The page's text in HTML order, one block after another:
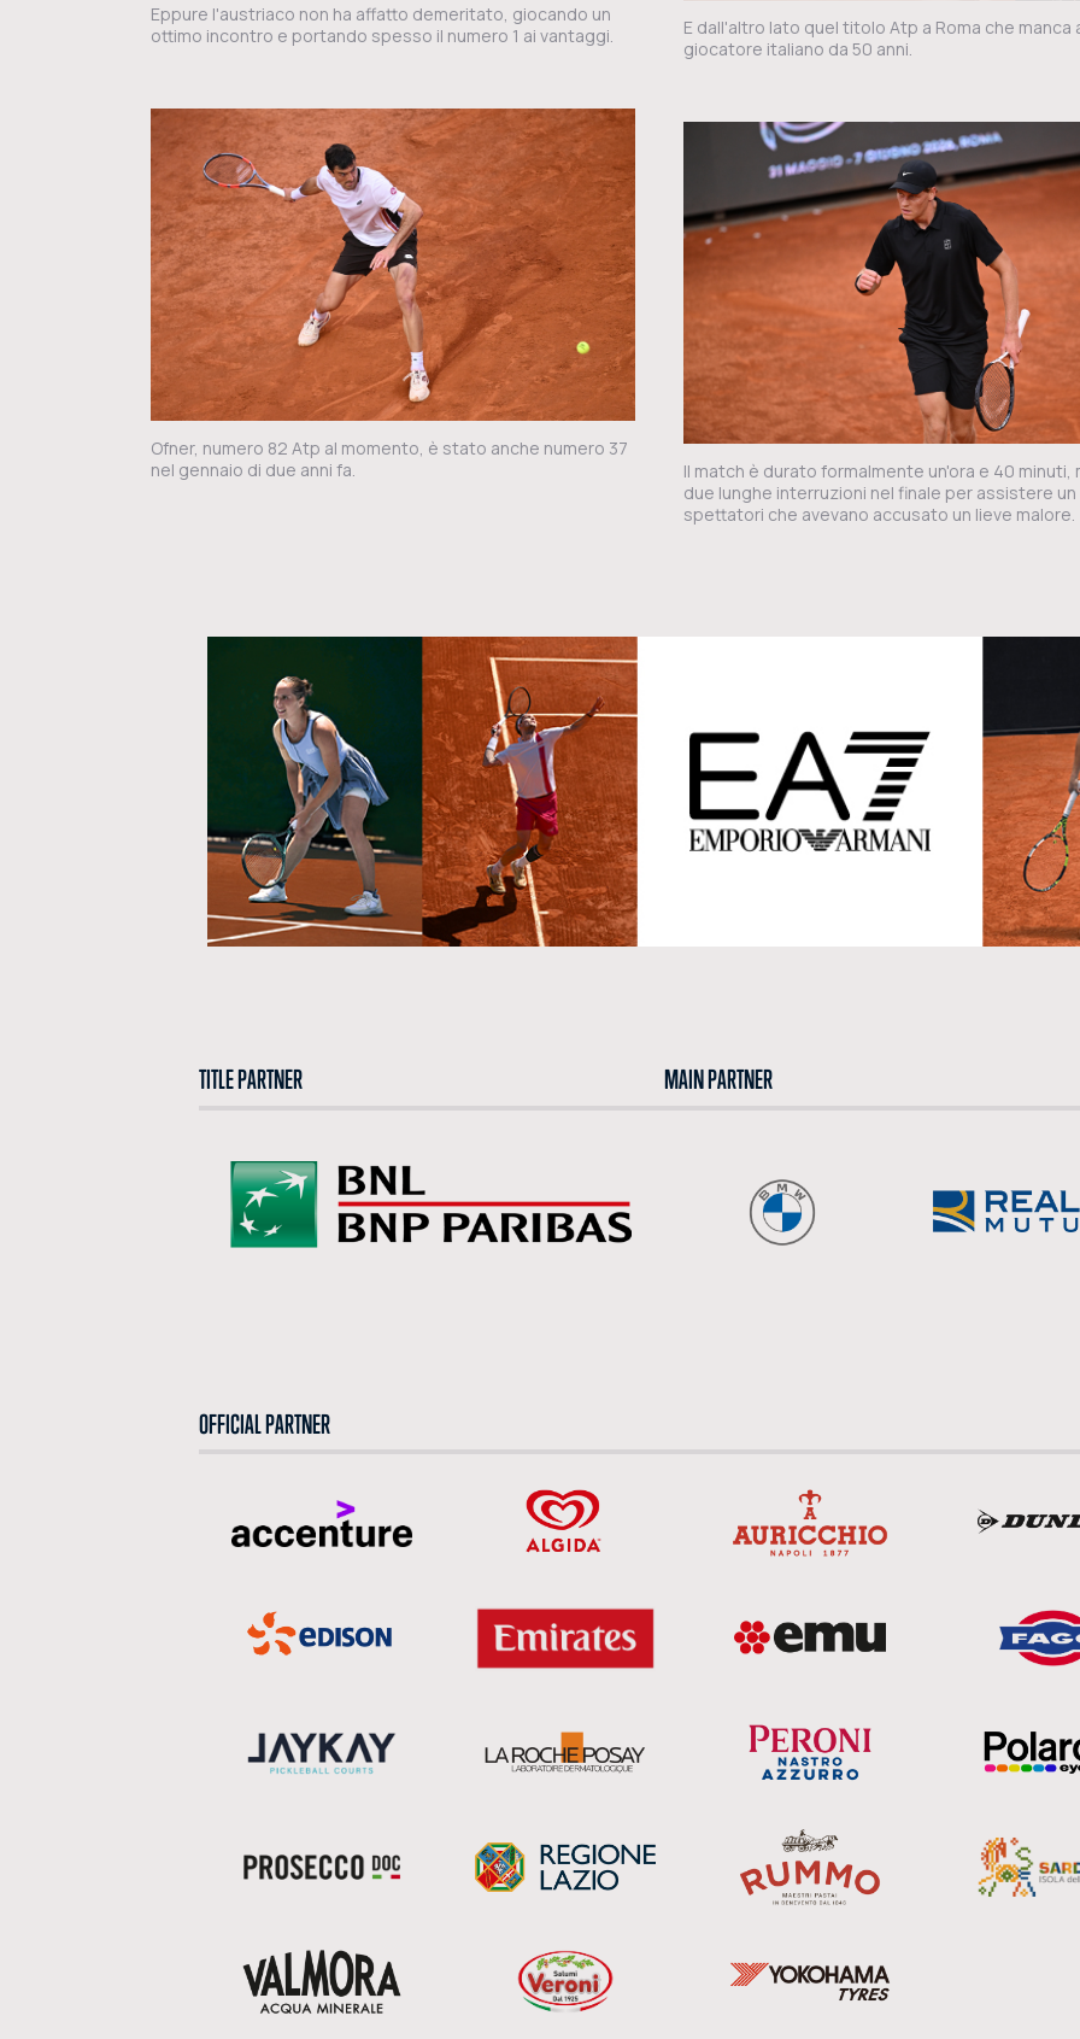
Eppure l'austriaco non ha affatto demeritato, giocando un
ottimo incontro e portando spesso il numero 1 ai vantaggi.
Ofner, numero 82 Atp al momento, è stato anche numero 37
nel gennaio di due anni fa.
E dall'altro lato quel titolo Atp a Roma che manca a un
giocatore italiano da 50 anni.
Il match è durato formalmente un'ora e 40 minuti,
due lunghe interruzioni nel finale per assistere un
spettatori che avevano accusato un lieve malore.
TITLE PARTNER MAIN PARTNER
OFFICIAL PARTNER